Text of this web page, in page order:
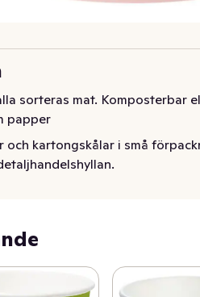
sorteras mat. Komposterbar
papper
och kartongskålar i små